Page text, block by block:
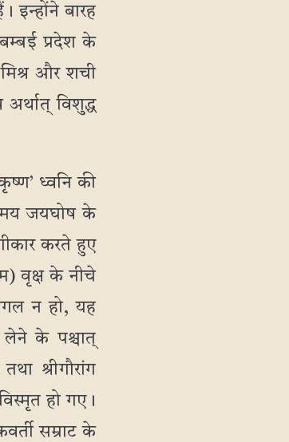
इन्होंने बारह
प्रदेश के
मिश्र और शची
विशुद्ध
ध्वनि की
जयघोष के
करते हुए
वृक्ष के नीचे
न हो, यह
लेने के पश्चात्
श्रीगौरांग
हो गए।
सम्राट के